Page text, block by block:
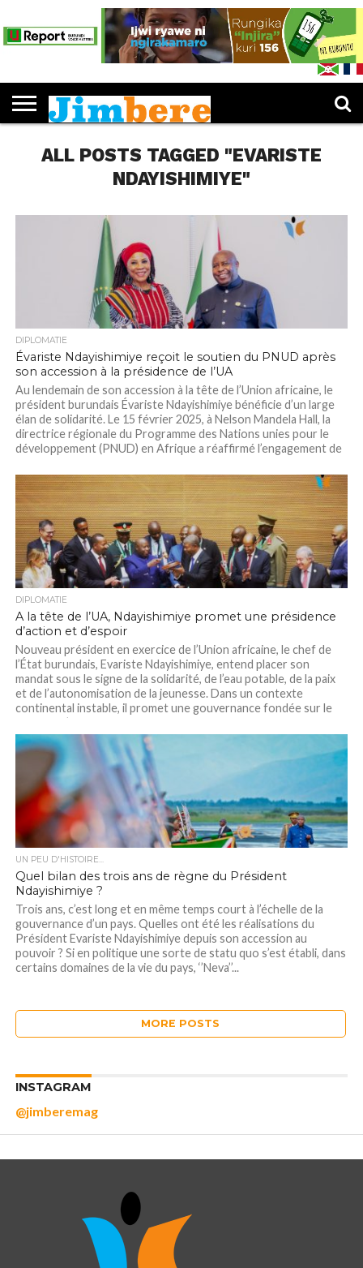
PUBLICATIONS
DOSSIERS
MUKENYEZI
RY’ABANA
JIMBERE
ALL POSTS TAGGED "EVARISTE
NDAYISHIMIYE"
DIPLOMATIE
Évariste Ndayishimiye reçoit le soutien du PNUD après
son accession à la présidence de l’UA
Au lendemain de son accession à la tête de l’Union africaine, le
président burundais Évariste Ndayishimiye bénéficie d’un large
élan de solidarité. Le 15 février 2025, à Nelson Mandela Hall, la
directrice régionale du Programme des Nations unies pour le
développement (PNUD) en Afrique a réaffirmé l’engagement de
DIPLOMATIE
A la tête de l’UA, Ndayishimiye promet une présidence
d’action et d’espoir
Nouveau président en exercice de l’Union africaine, le chef de
l’État burundais, Evariste Ndayishimiye, entend placer son
mandat sous le signe de la solidarité, de l’eau potable, de la paix
et de l’autonomisation de la jeunesse. Dans un contexte
continental instable, il promet une gouvernance fondée sur le
dialogue, l’humilité...
UN PEU D'HISTOIRE...
Quel bilan des trois ans de règne du Président
Ndayishimiye ?
Trois ans, c’est long et en même temps court à l’échelle de la
gouvernance d’un pays. Quelles ont été les réalisations du
Président Evariste Ndayishimiye depuis son accession au
pouvoir ? Si en politique une sorte de statu quo s’est établi, dans
certains domaines de la vie du pays, ‘’Neva’’...
MORE POSTS
INSTAGRAM
@jimberemag